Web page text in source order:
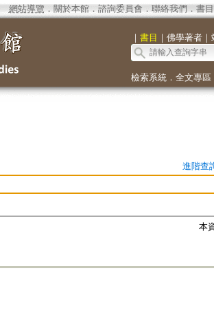
網站導覽 ． 關於本館． 諮詢委員會． 聯絡我們 ． 書
｜ 書目 ｜ 佛學著者｜
檢索系統． 全文專區
進階查
本